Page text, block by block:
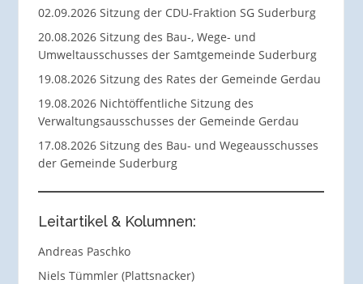
02.09.2026 Sitzung der CDU-Fraktion SG Suderburg
20.08.2026 Sitzung des Bau-, Wege- und
Umweltausschusses der Samtgemeinde Suderburg
19.08.2026 Sitzung des Rates der Gemeinde Gerdau
19.08.2026 Nichtöffentliche Sitzung des
Verwaltungsausschusses der Gemeinde Gerdau
17.08.2026 Sitzung des Bau- und Wegeausschusses
der Gemeinde Suderburg
Leitartikel & Kolumnen:
Andreas Paschko
Niels Tümmler (Plattsnacker)